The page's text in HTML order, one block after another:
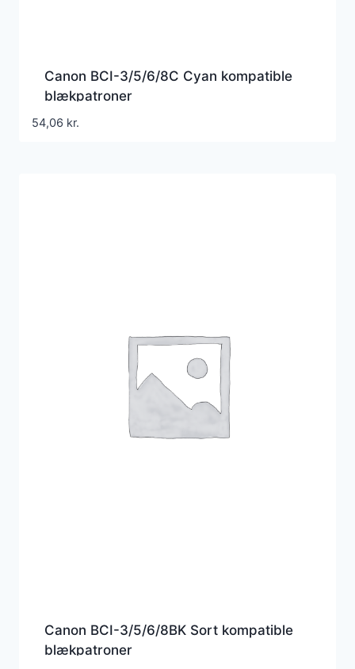
Canon BCI-3/5/6/8C Cyan kompatible
blækpatroner
54,06 kr.
Canon BCI-3/5/6/8BK Sort kompatible
blækpatroner